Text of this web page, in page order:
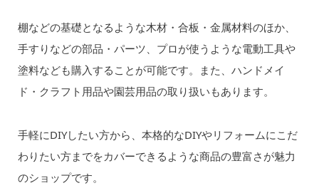
棚などの基礎となるような木材・合板・金属材料のほか、
手すりなどの部品・パーツ、プロが使うような電動工具や
塗料なども購入することが可能です。また、ハンドメイ
ド・クラフト用品や園芸用品の取り扱いもあります。
手軽にDIYしたい方から、本格的なDIYやリフォームにこだ
わりたい方までをカバーできるような商品の豊富さが魅力
のショップです。